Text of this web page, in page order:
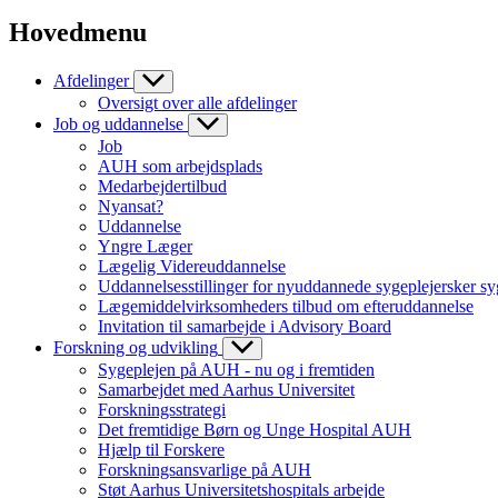
Hovedmenu
Afdelinger
Oversigt over alle afdelinger
Job og uddannelse
Job
AUH som arbejdsplads
Medarbejdertilbud
Nyansat?
Uddannelse
Yngre Læger
Lægelig Videreuddannelse
Uddannelsesstillinger for nyuddannede sygeplejersker
Lægemiddelvirksomheders tilbud om efteruddannelse
Invitation til samarbejde i Advisory Board
Forskning og udvikling
Sygeplejen på AUH - nu og i fremtiden
Samarbejdet med Aarhus Universitet
Forskningsstrategi
Det fremtidige Børn og Unge Hospital AUH
Hjælp til Forskere
Forskningsansvarlige på AUH
Støt Aarhus Universitetshospitals arbejde